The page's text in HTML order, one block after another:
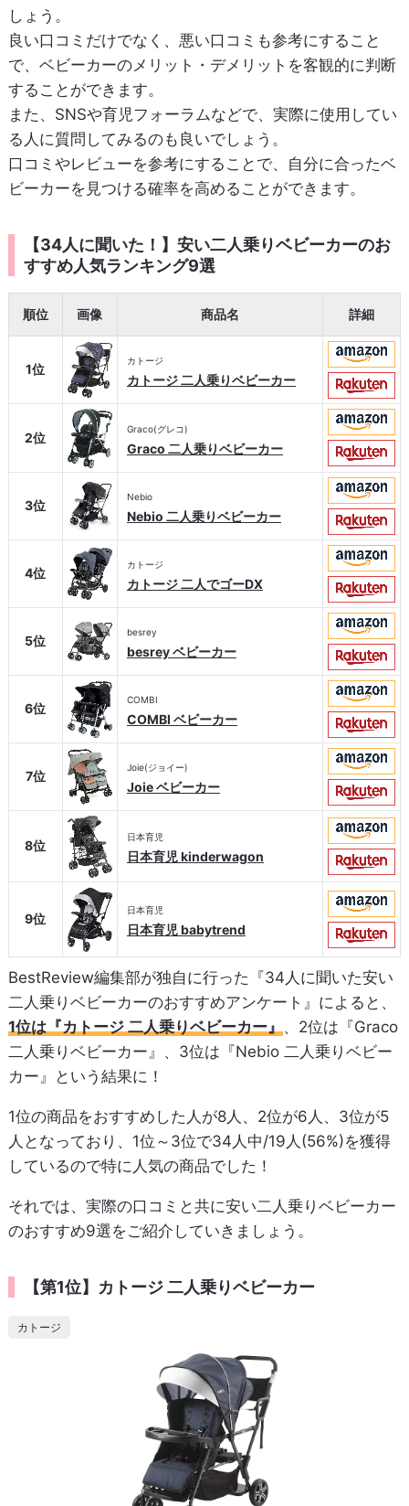
しょう。
良い口コミだけでなく、悪い口コミも参考にすること
で、ベビーカーのメリット・デメリットを客観的に判断
することができます。
また、SNSや育児フォーラムなどで、実際に使用してい
る人に質問してみるのも良いでしょう。
口コミやレビューを参考にすることで、自分に合ったベ
ビーカーを見つける確率を高めることができます。
【34人に聞いた！】安い二人乗りベビーカーのお
すすめ人気ランキング9選
順位 画像 商品名 詳細
1位
カトージ
カトージ 二人乗りベビーカー
2位
Graco(グレコ)
Graco 二人乗りベビーカー
3位
Nebio
Nebio 二人乗りベビーカー
4位
カトージ
カトージ 二人でゴーDX
5位
besrey
besrey ベビーカー
6位
COMBI
COMBI ベビーカー
7位
Joie(ジョイー)
Joie ベビーカー
8位
日本育児
日本育児 kinderwagon
9位
日本育児
日本育児 babytrend
BestReview編集部が独自に行った『34人に聞いた安い
二人乗りベビーカーのおすすめアンケート』によると、
1位は『カトージ 二人乗りベビーカー』 、2位は『Graco
二人乗りベビーカー』、3位は『Nebio 二人乗りベビー
カー』という結果に！
1位の商品をおすすめした人が8人、2位が6人、3位が5
人となっており、1位～3位で34人中/19人(56%)を獲得
しているので特に人気の商品でした！
それでは、実際の口コミと共に安い二人乗りベビーカー
のおすすめ9選をご紹介していきましょう。
【第1位】カトージ 二人乗りベビーカー
カトージ